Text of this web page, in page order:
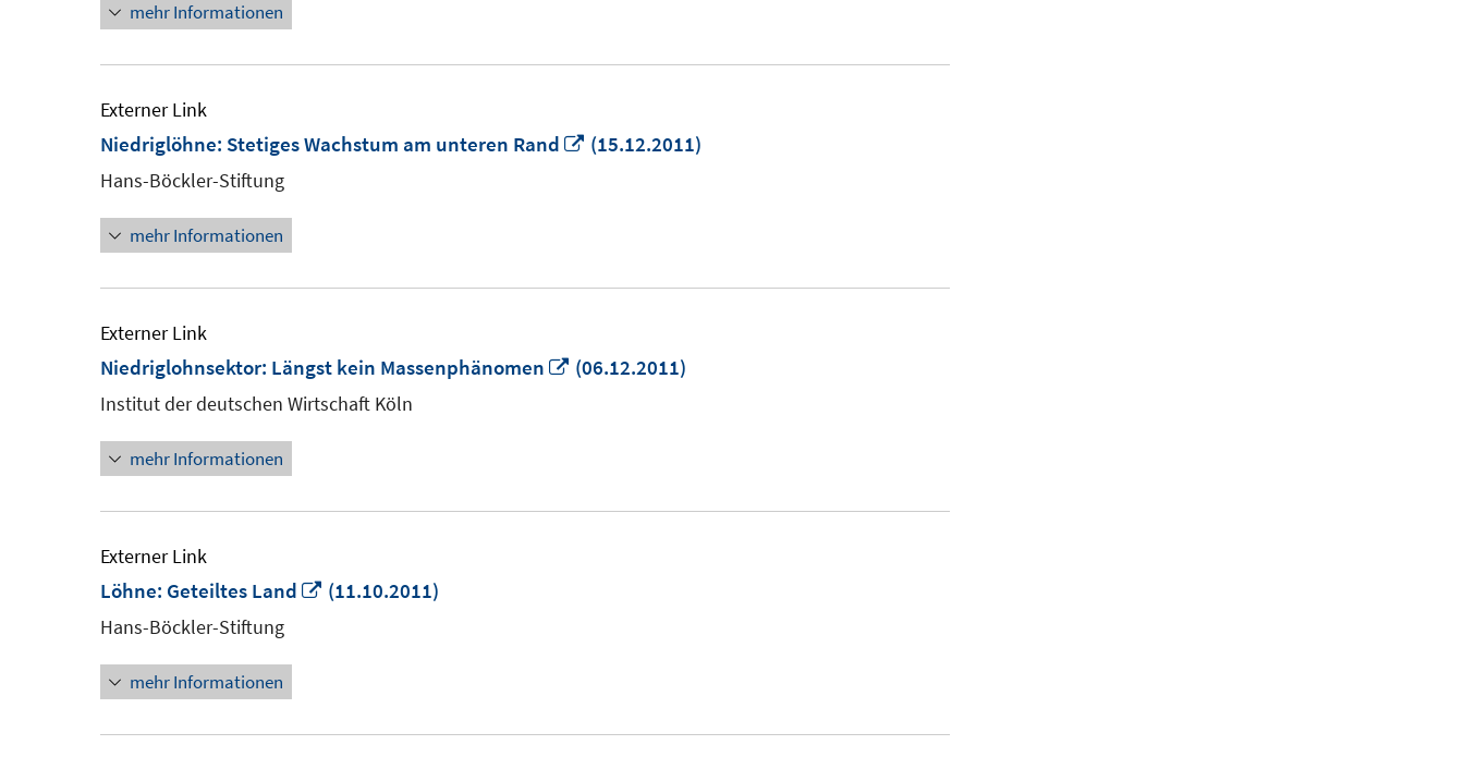
mehr Informationen
Externer Link
Niedriglöhne: Stetiges Wachstum am unteren Rand
In
(15.12.2011)
Hans-Böckler-Stiftung
mehr Informationen
Externer Link
Niedriglohnsektor: Längst kein Massenphänomen
In
(06.12.2011)
Institut der deutschen Wirtschaft Köln
mehr Informationen
Externer Link
Löhne: Geteiltes Land
In
(11.10.2011)
Hans-Böckler-Stiftung
mehr Informationen